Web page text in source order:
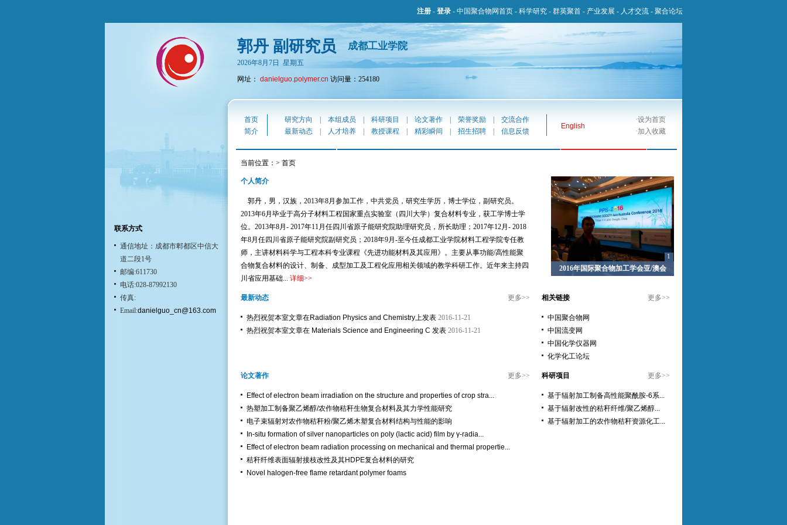
注册 - 登录 - 中国聚合物网首页 - 科学研究 - 群英聚首 - 产业发展 - 人才交流 - 聚合论坛
郭丹 副研究员 成都工业学院
2026年8月7日 星期五
网址： danielguo.polymer.cn 访问量：254180
联系方式
通信地址：成都市郫都区中信大
道二段1号
邮编:611730
电话:028-87992130
传真:
Email:danielguo_cn@163.com
首页 研究方向 本组成员 科研项目 论文著作 荣誉奖励 交流合作
English
·设为首页
简介
最新动态 人才培养 教授课程 精彩瞬间 招生招聘 信息反馈 ·加入收藏
当前位置：> 首页
个人简介
郭丹，男，汉族，2013年8月参加工作，中共党员，研究生学历，博士学位，副研究员。
2013年6月毕业于高分子材料工程国家重点实验室（四川大学）复合材料专业，获工学博士学
位。2013年8月- 2017年11月任四川省原子能研究院助理研究员，所长助理；2017年12月- 2018
年8月任四川省原子能研究院副研究员；2018年9月-至今任成都工业学院材料工程学院专任教
师，主讲材料科学与工程本科专业课程《先进功能材料及其应用》。主要从事功能/高性能聚
合物复合材料的设计、制备、成型加工及工程化应用相关领域的教学科研工作。近年来主持四
川省应用基础... 详细>>
1
2016年国际聚合物加工学会亚/澳会
更多>>
最新动态
热烈祝贺本室文章在Radiation Physics and Chemistry上发表 2016-11-21
热烈祝贺本室文章在 Materials Science and Engineering C 发表 2016-11-21
更多>>
相关链接
中国聚合物网
中国流变网
中国化学仪器网
化学化工论坛
更多>>
论文著作
Effect of electron beam irradiation on the structure and properties of crop stra...
热塑加工制备聚乙烯醇/农作物秸秆生物复合材料及其力学性能研究
电子束辐射对农作物秸秆粉/聚乙烯木塑复合材料结构与性能的影响
In-situ formation of silver nanoparticles on poly (lactic acid) film by γ-radia...
Effect of electron beam radiation processing on mechanical and thermal propertie...
秸秆纤维表面辐射接枝改性及其HDPE复合材料的研究
Novel halogen-free flame retardant polymer foams
更多>>
科研项目
基于辐射加工制备高性能聚酰胺-6系...
基于辐射改性的秸秆纤维/聚乙烯醇...
基于辐射加工的农作物秸秆资源化工...